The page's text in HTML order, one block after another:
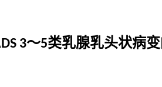
3～5类乳腺乳头状病